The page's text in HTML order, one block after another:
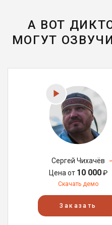
А ВОТ
МОГУТ
Сергей Чихачёв
Цена от 10 000₽
Скачать демо
Заказать